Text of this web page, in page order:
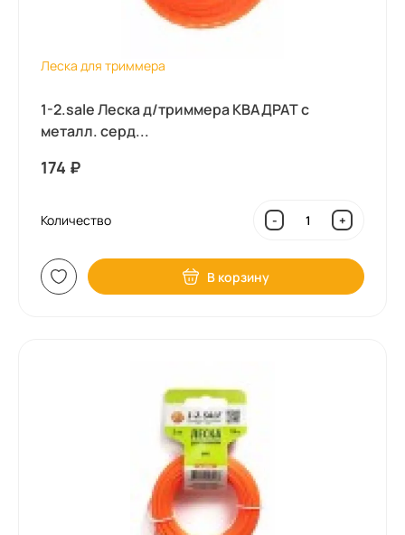
Леска для триммера
1-2.sale Леска д/триммера КВАДРАТ с
металл. серд...
174 ₽
Количество - +
В корзину